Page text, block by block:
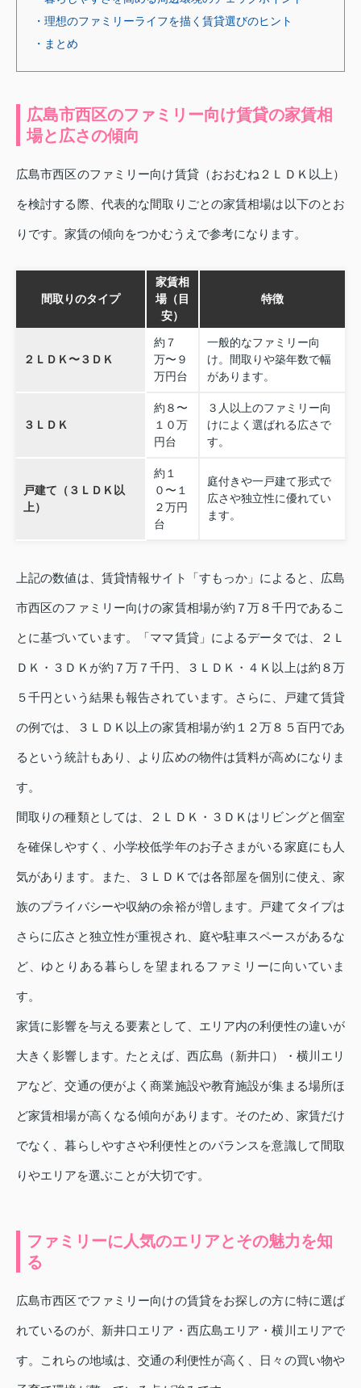
・理想のファミリーライフを描く賃貸選びのヒント
・まとめ
広島市西区のファミリー向け賃貸の家賃相
場と広さの傾向
広島市西区のファミリー向け賃貸（おおむね２ＬＤＫ以上）
を検討する際、代表的な間取りごとの家賃相場は以下のとお
りです。家賃の傾向をつかむうえで参考になります。
間取りのタイプ
家賃相
場（目
安）
特徴
２ＬＤＫ〜３ＤＫ
約７
万〜９
万円台
一般的なファミリー向
け。間取りや築年数で幅
があります。
３ＬＤＫ
約８〜
１０万
円台
３人以上のファミリー向
けによく選ばれる広さで
す。
戸建て（３ＬＤＫ以
上）
約１
０〜１
２万円
台
庭付きや一戸建て形式で
広さや独立性に優れてい
ます。
上記の数値は、賃貸情報サイト「すもっか」によると、広島
市西区のファミリー向けの家賃相場が約７万８千円であるこ
とに基づいています。「ママ賃貸」によるデータでは、２Ｌ
ＤＫ・３ＤＫが約７万７千円、３ＬＤＫ・４Ｋ以上は約８万
５千円という結果も報告されています。さらに、戸建て賃貸
の例では、３ＬＤＫ以上の家賃相場が約１２万８５百円であ
るという統計もあり、より広めの物件は賃料が高めになりま
す。
間取りの種類としては、２ＬＤＫ・３ＤＫはリビングと個室
を確保しやすく、小学校低学年のお子さまがいる家庭にも人
気があります。また、３ＬＤＫでは各部屋を個別に使え、家
族のプライバシーや収納の余裕が増します。戸建てタイプは
さらに広さと独立性が重視され、庭や駐車スペースがあるな
ど、ゆとりある暮らしを望まれるファミリーに向いていま
す。
家賃に影響を与える要素として、エリア内の利便性の違いが
大きく影響します。たとえば、西広島（新井口）・横川エリ
アなど、交通の便がよく商業施設や教育施設が集まる場所ほ
ど家賃相場が高くなる傾向があります。そのため、家賃だけ
でなく、暮らしやすさや利便性とのバランスを意識して間取
りやエリアを選ぶことが大切です。
ファミリーに人気のエリアとその魅力を知
る
広島市西区でファミリー向けの賃貸をお探しの方に特に選ば
れているのが、新井口エリア・西広島エリア・横川エリアで
す。これらの地域は、交通の利便性が高く、日々の買い物や